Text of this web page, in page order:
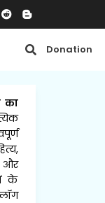
Donation
का
और
के